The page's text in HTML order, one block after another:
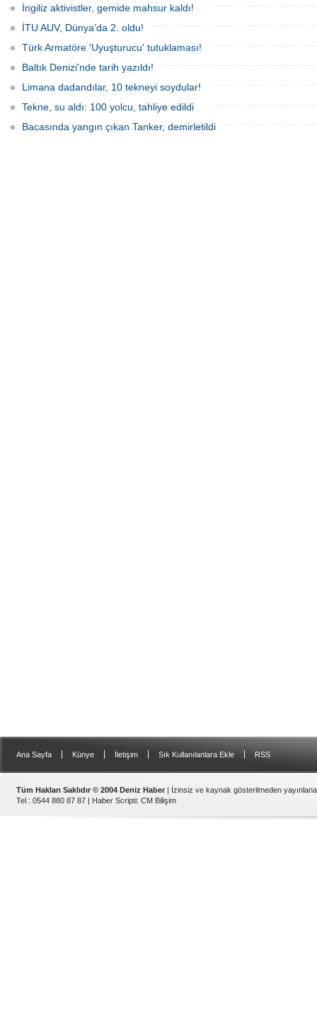
İngiliz aktivistler, gemide mahsur kaldı!
İTU AUV, Dünya’da 2. oldu!
Türk Armatöre 'Uyuşturucu' tutuklaması!
Baltık Denizi'nde tarih yazıldı!
Limana dadandılar, 10 tekneyi soydular!
Tekne, su aldı: 100 yolcu, tahliye edildi
Bacasında yangın çıkan Tanker, demirletildi
Ana Sayfa Künye İletişim Sık Kullanılanlara Ekle RSS
Tüm Hakları Saklıdır © 2004 Deniz Haber | İzinsiz ve kaynak gösterilmeden
Tel : 0544 880 87 87 | Haber Scripti: CM Bilişim